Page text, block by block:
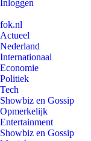
Inloggen
fok.nl
Actueel
Nederland
Internationaal
Economie
Politiek
Tech
Showbiz en Gossip
Opmerkelijk
Entertainment
Showbiz en Gossip